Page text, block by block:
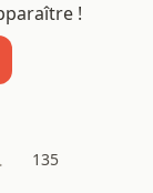
!
135